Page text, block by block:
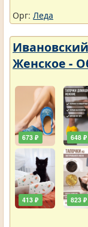
Орг: Леда
Женское -
673 ₽
413 ₽
648 ₽
823 ₽